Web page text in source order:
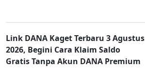
Link DANA Kaget Terbaru 3 Agustus
2026, Begini Cara Klaim Saldo
Gratis Tanpa Akun DANA Premium